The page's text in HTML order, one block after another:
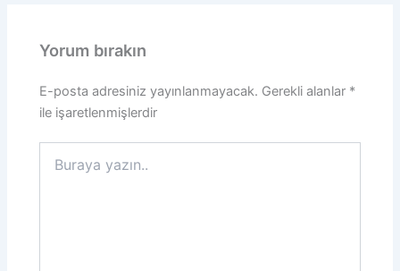
Yorum bırakın
E-posta adresiniz yayınlanmayacak. Gerekli alanlar *
ile işaretlenmişlerdir
yazın..